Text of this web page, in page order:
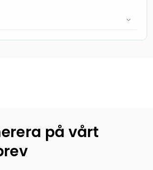
på vårt